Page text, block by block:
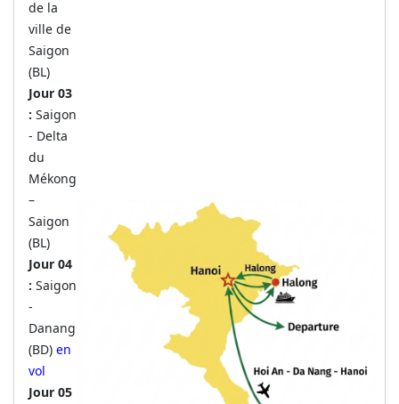
de la
ville de
Saigon
(BL)
Jour 03
: Saigon
- Delta
du
Mékong
–
Saigon
(BL)
Jour 04
: Saigon
-
Danang
(BD) en
vol
Jour 05